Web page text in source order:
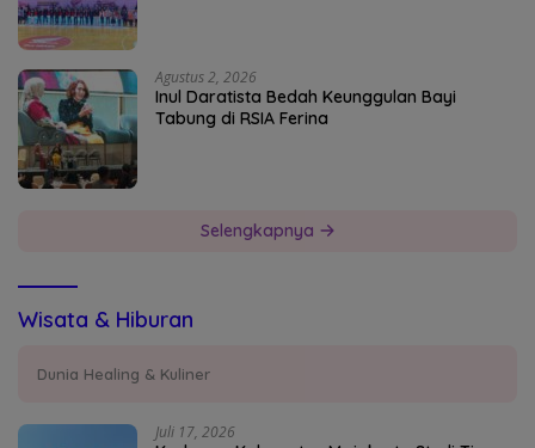
Agustus 2, 2026
Inul Daratista Bedah Keunggulan Bayi
Tabung di RSIA Ferina
Selengkapnya
Wisata & Hiburan
Dunia Healing & Kuliner
Juli 17, 2026